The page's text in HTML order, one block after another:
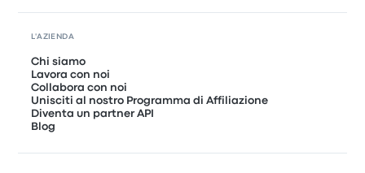
L'AZIENDA
Chi siamo
Lavora con noi
Collabora con noi
Unisciti al nostro Programma di Affiliazione
Diventa un partner API
Blog